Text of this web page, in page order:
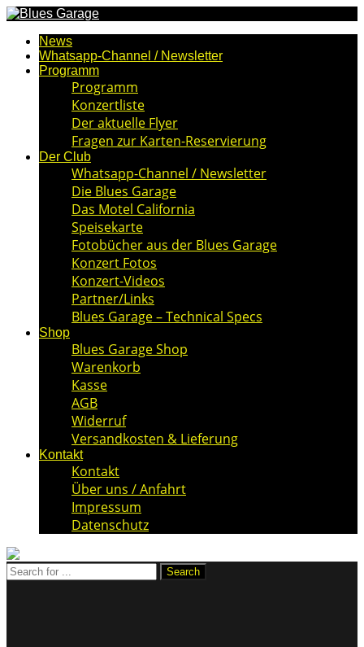
News
Whatsapp-Channel / Newsletter
Programm
Programm
Konzertliste
Der aktuelle Flyer
Fragen zur Karten-Reservierung
Der Club
Whatsapp-Channel / Newsletter
Die Blues Garage
Das Motel California
Speisekarte
Fotobücher aus der Blues Garage
Konzert Fotos
Konzert-Videos
Partner/Links
Blues Garage – Technical Specs
Shop
Blues Garage Shop
Warenkorb
Kasse
AGB
Widerruf
Versandkosten & Lieferung
Kontakt
Kontakt
Über uns / Anfahrt
Impressum
Datenschutz